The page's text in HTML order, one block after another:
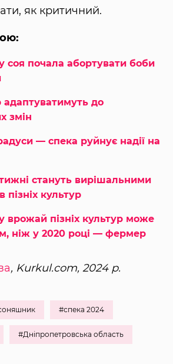
як критичний.
соя почала абортувати боби
адаптуватимуть до
змін
— спека руйнує надії на
стануть вирішальними
пізніх культур
врожай пізніх культур може
ніж у 2020 році — фермер
, Kurkul.com, 2024 р.
#спека 2024
#Дніпропетровська область